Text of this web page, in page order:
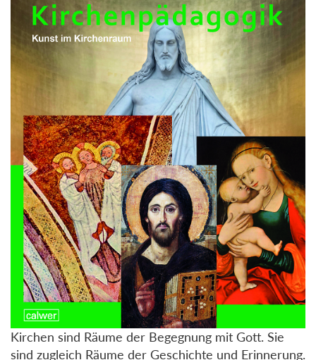
Kirchen sind Räume der Begegnung mit Gott. Sie
sind zugleich Räume der Geschichte und Erinnerung.